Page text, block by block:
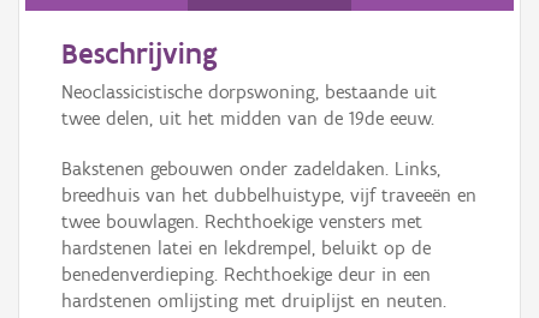
Beschrijving
Neoclassicistische dorpswoning, bestaande uit
twee delen, uit het midden van de 19de eeuw.
Bakstenen gebouwen onder zadeldaken. Links,
breedhuis van het dubbelhuistype, vijf traveeën en
twee bouwlagen. Rechthoekige vensters met
hardstenen latei en lekdrempel, beluikt op de
benedenverdieping. Rechthoekige deur in een
hardstenen omlijsting met druiplijst en neuten.